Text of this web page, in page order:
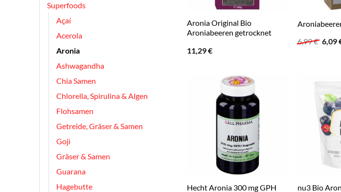
Superfoods
Açaí
Acerola
Aronia
Ashwagandha
Chia Samen
Chlorella, Spirulina & Algen
Flohsamen
Getreide, Gräser & Samen
Goji
Gräser & Samen
Guarana
Hagebutte
Aronia Original Bio
Aroniabeeren getrocknet
11,29€
6,99€
Preis
6,09
Hecht Aronia 300 mg GPH
nu3 Bio